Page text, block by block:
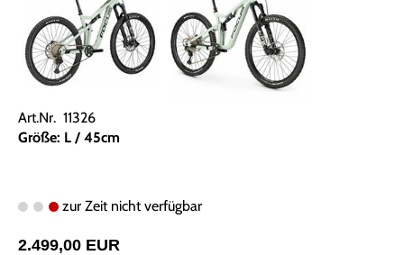
Art.Nr. 11326
Größe: L / 45cm
zur Zeit nicht verfügbar
2.499,00 EUR